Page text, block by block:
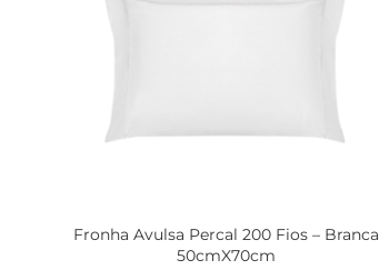
Fronha Avulsa Percal 200 Fios – Branca
50cmX70cm